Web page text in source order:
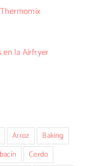
en la Airfryer
Arroz
Baking
Cerdo